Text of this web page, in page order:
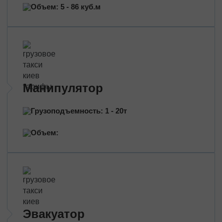
Перевозка нефтепродуктов
Объем: 5 - 86 куб.м
Манипулятор
Грузоподъемность: 1 - 20т
Объем:
Эвакуатор